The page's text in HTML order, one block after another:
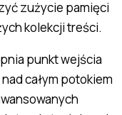
zużycie pamięci
kolekcji treści.
punkt wejścia
całym potokiem